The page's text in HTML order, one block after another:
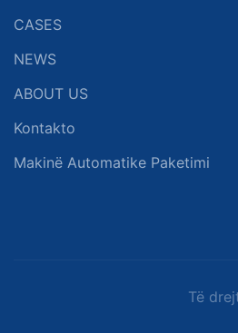
CASES
NEWS
ABOUT US
Kontakto
Makinë Automatike Paketimi
Të